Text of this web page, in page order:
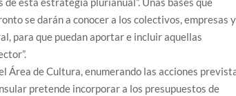
se darán a conocer a los colectivos, empresas y
para que puedan aportar e incluir aquellas
Área de Cultura, enumerando las acciones
pretende incorporar a los presupuestos de